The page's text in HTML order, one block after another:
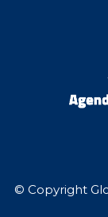
© Copyright